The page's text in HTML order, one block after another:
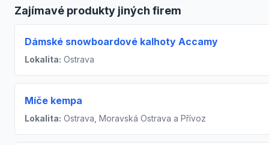
Zajímavé produkty jiných firem
Dámské snowboardové kalhoty Accamy
Lokalita: Ostrava
Míče kempa
Lokalita: Ostrava, Moravská Ostrava a Přívoz